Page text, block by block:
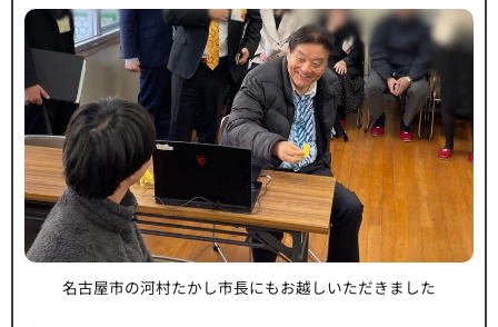
名古屋市の河村たかし市長にもお越しいただきました